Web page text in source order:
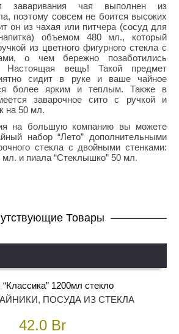
заваривания чая выполнен из
поэтому совсем не боится высоких
он из чахая или питчера (сосуд для
объемом 480 мл., который
из цветного фигурного стекла с
о чем бережно позаботились
Настоящая вещь! Такой предмет
сидит в руке и ваше чайное
более ярким и теплым. Также в
заварочное сито с ручкой и
на 50 мл.
на большую компанию вы можете
набор “Лето” дополнительными
стекла с двойными стенками:
мл. и пиала “Стеклышко” 50 мл.
Товары
“Классика” 1200мл стекло
, ПОСУДА ИЗ СТЕКЛА
42.0 Br